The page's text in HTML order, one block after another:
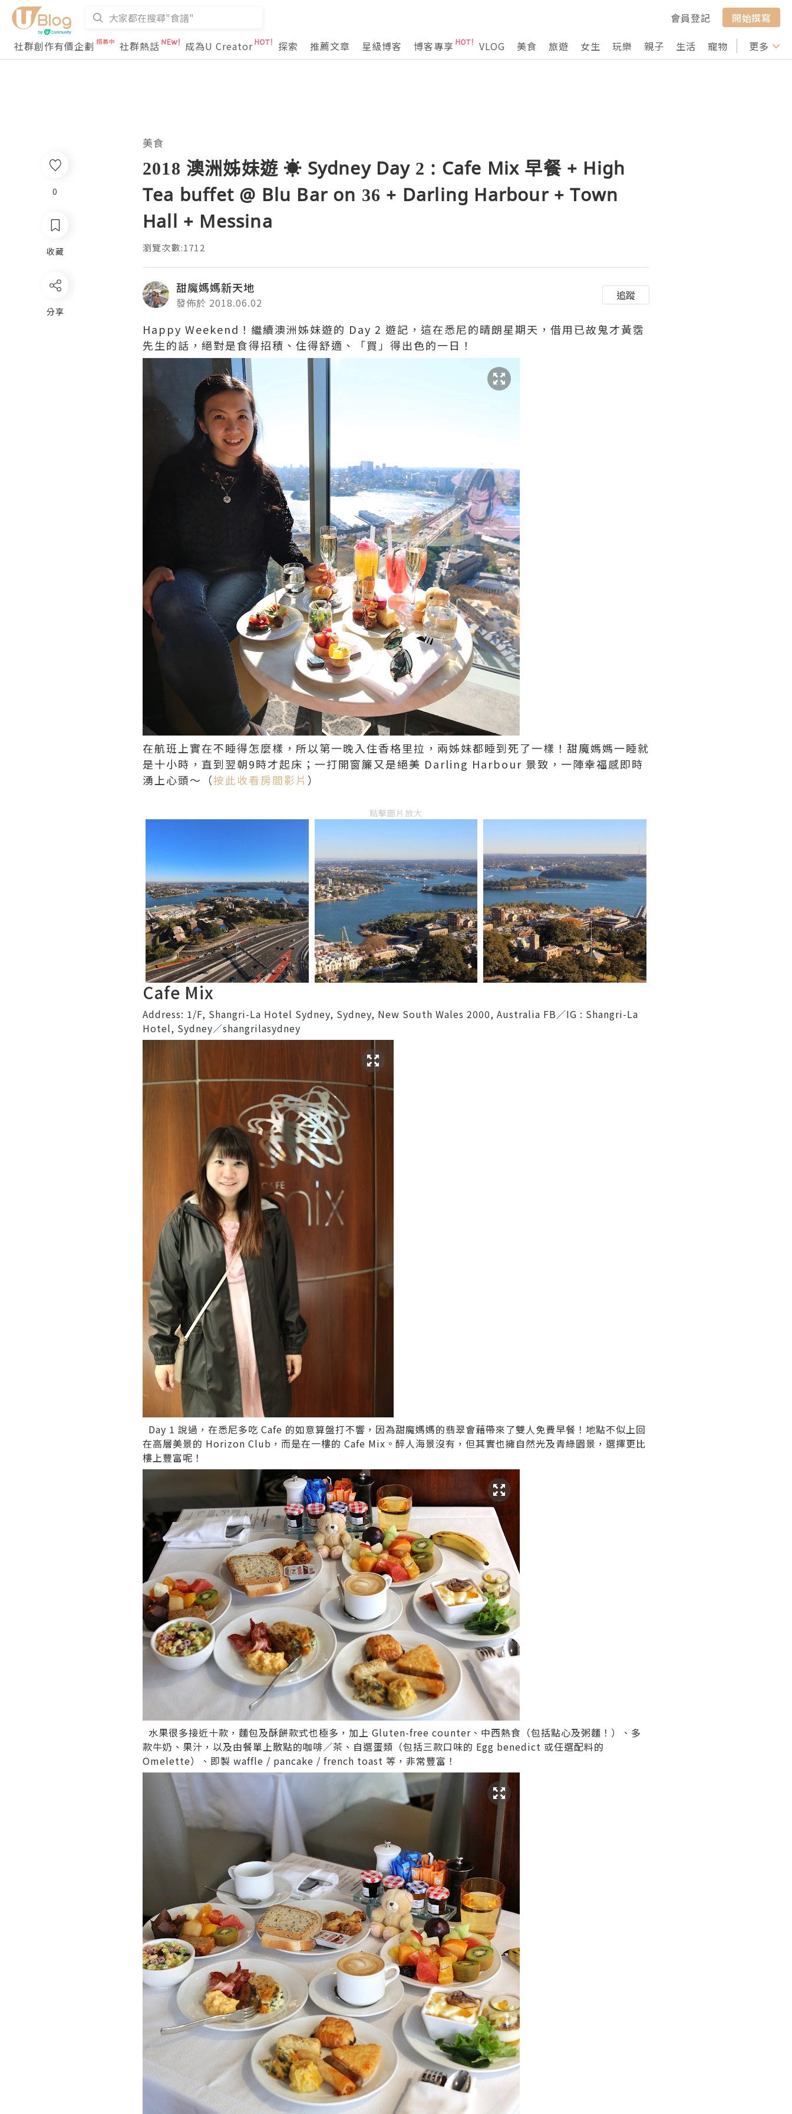
會員登記
開始撰寫
社群創作有價企劃
社群熱話 成為U Creator 探索 推薦文章 星級博客 博客專享 VLOG 美食 旅遊 女生 玩樂 親子 生活 寵物 行山 打卡
更多
0
收藏
分享
美食
2018 澳洲姊妹遊 ☀ Sydney Day 2 : Cafe Mix 早餐 + High
Tea buffet @ Blu Bar on 36 + Darling Harbour + Town
Hall + Messina
瀏覽次數:1712
甜魔媽媽新天地
發佈於 2018.06.02
追蹤
Happy Weekend！繼續澳洲姊妹遊的 Day 2 遊記，這在悉尼的晴朗星期天，借用已故鬼才黃霑
先生的話，絕對是食得招積、住得舒適、「買」得出色的一日！
在航班上實在不睡得怎麼樣，所以第一晚入住香格里拉，兩姊妹都睡到死了一樣！甜魔媽媽一睡就
是十小時，直到翌朝9時才起床；一打開窗簾又是絕美 Darling Harbour 景致，一陣幸福感即時
湧上心頭～（按此收看房間影片 ）
點擊圖片放大
Cafe Mix
Address: 1/F, Shangri-La Hotel Sydney, Sydney, New South Wales 2000, Australia FB／IG : Shangri-La
Hotel, Sydney／shangrilasydney
Day 1 說過，在悉尼多吃 Cafe 的如意算盤打不響，因為甜魔媽媽的翡翠會藉帶來了雙人免費早餐！地點不似上回
在高層美景的 Horizon Club ，而是在一樓的 Cafe Mix。醉人海景沒有，但其實也擁自然光及青綠園景，選擇更比
樓上豐富呢！
水果很多接近十款，麵包及酥餅款式也極多，加上 Gluten-free counter、中西熱食（包括點心及粥麵！）、多
款牛奶、果汁，以及由餐單上散點的咖啡／茶、自選蛋類（包括三款口味的 Egg benedict 或任選配料的
Omelette）、即製 waffle / pancake / french toast 等，非常豐富！